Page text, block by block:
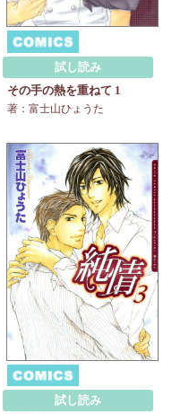
試し読み
その手の熱を重ねて 1
著：富士山ひょうた
試し読み